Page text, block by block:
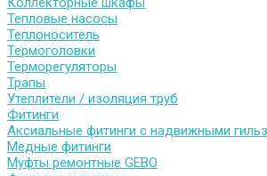
Тепловые насосы
Теплоноситель
Термоголовки
Терморегуляторы
Трапы
Утеплители / изоляция труб
Фитинги
Аксиальные фитинги с надвижными
Медные фитинги
Муфты ремонтные GEBO